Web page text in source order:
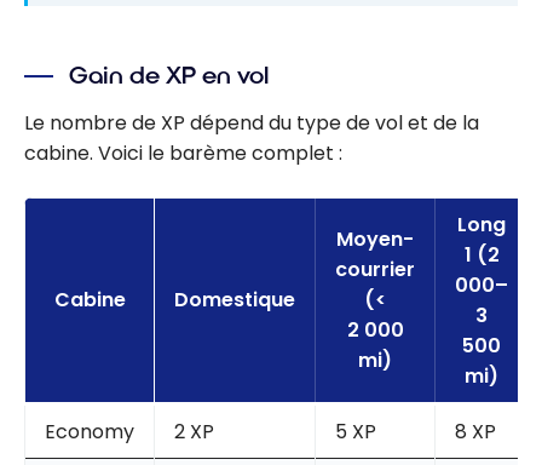
Gain de XP en vol
Le nombre de XP dépend du type de vol et de la
cabine. Voici le barème complet :
Cabine Domestique
Moyen-
courrier
(<
2 000
mi)
Long
1 (2
000–
3
500
mi)
Economy
2 XP 5 XP
8 XP